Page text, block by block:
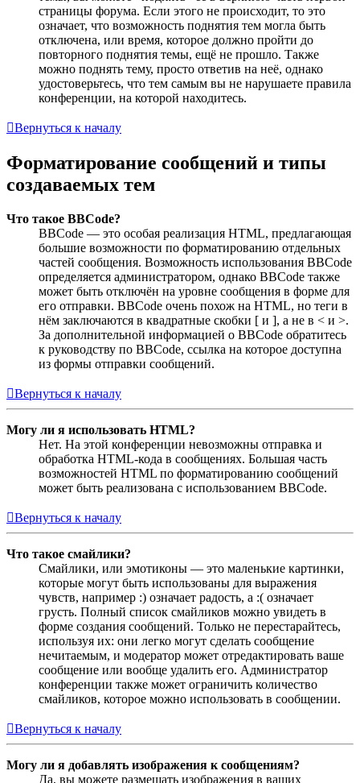
страницы форума. Если этого не происходит, то это
означает, что возможность поднятия тем могла быть
отключена, или время, которое должно пройти до
повторного поднятия темы, ещё не прошло. Также
можно поднять тему, просто ответив на неё, однако
удостоверьтесь, что тем самым вы не нарушаете правила
конференции, на которой находитесь.
Вернуться к началу
Форматирование сообщений и типы
создаваемых тем
Что такое BBCode?
BBCode — это особая реализация HTML, предлагающая
большие возможности по форматированию отдельных
частей сообщения. Возможность использования BBCode
определяется администратором, однако BBCode также
может быть отключён на уровне сообщения в форме для
его отправки. BBCode очень похож на HTML, но теги в
нём заключаются в квадратные скобки [ и ], а не в < и >.
За дополнительной информацией о BBCode обратитесь
к руководству по BBCode, ссылка на которое доступна
из формы отправки сообщений.
Вернуться к началу
Могу ли я использовать HTML?
Нет. На этой конференции невозможны отправка и
обработка HTML-кода в сообщениях. Большая часть
возможностей HTML по форматированию сообщений
может быть реализована с использованием BBCode.
Вернуться к началу
Что такое смайлики?
Смайлики, или эмотиконы — это маленькие картинки,
которые могут быть использованы для выражения
чувств, например :) означает радость, а :( означает
грусть. Полный список смайликов можно увидеть в
форме создания сообщений. Только не перестарайтесь,
используя их: они легко могут сделать сообщение
нечитаемым, и модератор может отредактировать ваше
сообщение или вообще удалить его. Администратор
конференции также может ограничить количество
смайликов, которое можно использовать в сообщении.
Вернуться к началу
Могу ли я добавлять изображения к сообщениям?
Да, вы можете размещать изображения в ваших